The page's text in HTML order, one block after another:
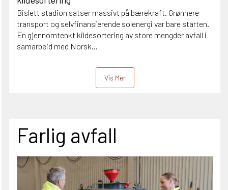
Bislett stadion satser massivt på bærekraft. Grønnere
transport og selvfinansierende solenergi var bare starten.
En gjennomtenkt kildesortering av store mengder avfall i
samarbeid med Norsk...
Vis Mer
Farlig avfall